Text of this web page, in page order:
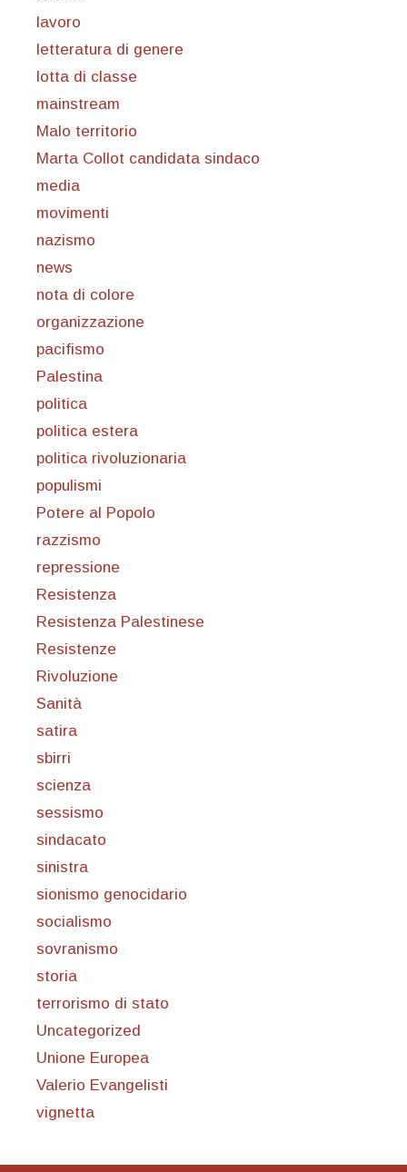
lavoro
letteratura di genere
lotta di classe
mainstream
Malo territorio
Marta Collot candidata sindaco
media
movimenti
nazismo
news
nota di colore
organizzazione
pacifismo
Palestina
politica
politica estera
politica rivoluzionaria
populismi
Potere al Popolo
razzismo
repressione
Resistenza
Resistenza Palestinese
Resistenze
Rivoluzione
Sanità
satira
sbirri
scienza
sessismo
sindacato
sinistra
sionismo genocidario
socialismo
sovranismo
storia
terrorismo di stato
Uncategorized
Unione Europea
Valerio Evangelisti
vignetta